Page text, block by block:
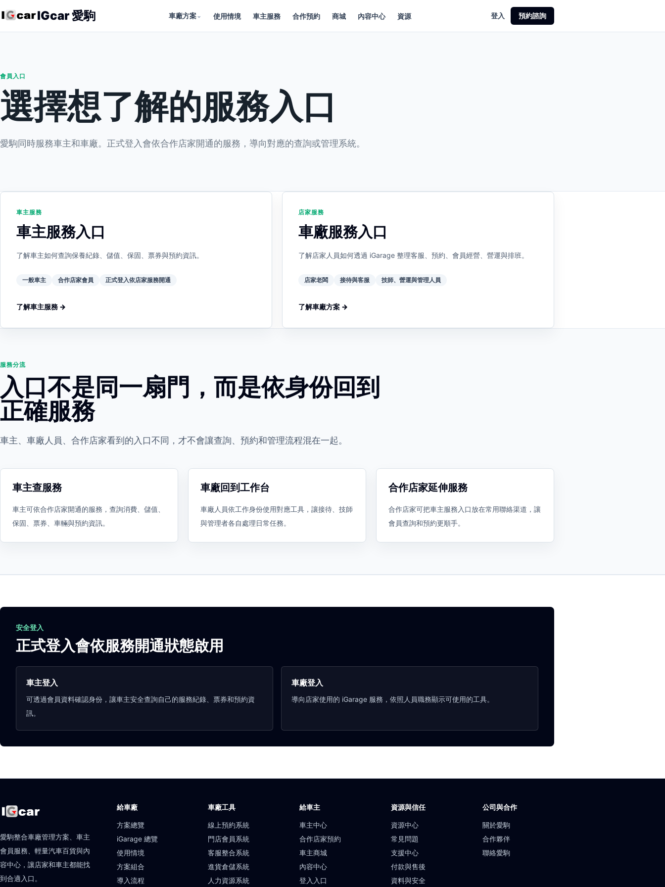
IGcar 愛駒 車廠方案⌄ 使用情境 車主服務 合作預約 商城 內容中心 資源 登入 預約諮詢
會員入口
選擇想了解的服務入口
愛駒同時服務車主和車廠。正式登入會依合作店家開通的服務，導向對應的查詢或管理系統。
車主服務
車主服務入口
了解車主如何查詢保養紀錄、儲值、保固、票券與預約資訊。
一般車主 合作店家會員 正式登入依店家服務開通
了解車主服務 →
店家服務
車廠服務入口
了解店家人員如何透過 iGarage 整理客服、預約、會員經營、營運與排班。
店家老闆 接待與客服 技師、營運與管理人員
了解車廠方案 →
服務分流
入口不是同一扇門，而是依身份回到
正確服務
車主、車廠人員、合作店家看到的入口不同，才不會讓查詢、預約和管理流程混在一起。
車主查服務
車主可依合作店家開通的服務，查詢消費、儲值、
保固、票券、車輛與預約資訊。
車廠回到工作台
車廠人員依工作身份使用對應工具，讓接待、技師
與管理者各自處理日常任務。
合作店家延伸服務
合作店家可把車主服務入口放在常用聯絡渠道，讓
會員查詢和預約更順手。
安全登入
正式登入會依服務開通狀態啟用
車主登入
可透過會員資料確認身份，讓車主安全查詢自己的服務紀錄、票券和預約資
訊。
車廠登入
導向店家使用的 iGarage 服務，依照人員職務顯示可使用的工具。
愛駒整合車廠管理方案、車主
會員服務、輕量汽車百貨與內
容中心，讓店家和車主都能找
到合適入口。
給車廠
方案總覽
iGarage 總覽
使用情境
方案組合
導入流程
車廠工具
線上預約系統
門店會員系統
客服整合系統
進貨倉儲系統
人力資源系統
給車主
車主中心
合作店家預約
車主商城
內容中心
登入入口
資源與信任
資源中心
常見問題
支援中心
付款與售後
資料與安全
公司與合作
關於愛駒
合作夥伴
聯絡愛駒